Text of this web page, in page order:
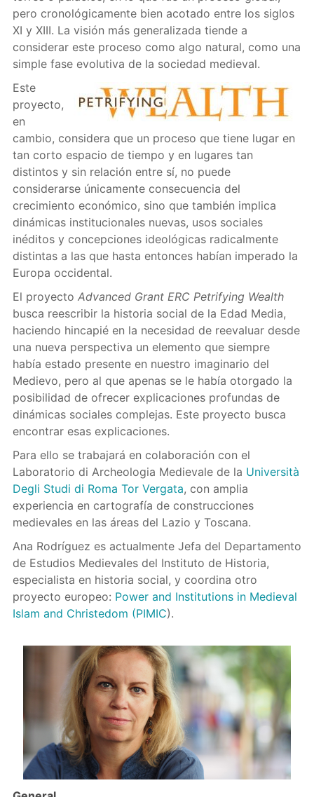
pero cronológicamente bien acotado entre los siglos
XI y XIII. La visión más generalizada tiende a
considerar este proceso como algo natural, como una
simple fase evolutiva de la sociedad medieval.
Este
proyecto,
en
cambio, considera que un proceso que tiene lugar en
tan corto espacio de tiempo y en lugares tan
distintos y sin relación entre sí, no puede
considerarse únicamente consecuencia del
crecimiento económico, sino que también implica
dinámicas institucionales nuevas, usos sociales
inéditos y concepciones ideológicas radicalmente
distintas a las que hasta entonces habían imperado la
Europa occidental.
El proyecto Advanced Grant ERC Petrifying Wealth
busca reescribir la historia social de la Edad Media,
haciendo hincapié en la necesidad de reevaluar desde
una nueva perspectiva un elemento que siempre
había estado presente en nuestro imaginario del
Medievo, pero al que apenas se le había otorgado la
posibilidad de ofrecer explicaciones profundas de
dinámicas sociales complejas. Este proyecto busca
encontrar esas explicaciones.
Para ello se trabajará en colaboración con el
Laboratorio di Archeologia Medievale de la Università
Degli Studi di Roma Tor Vergata, con amplia
experiencia en cartografía de construcciones
medievales en las áreas del Lazio y Toscana.
Ana Rodríguez es actualmente Jefa del Departamento
de Estudios Medievales del Instituto de Historia,
especialista en historia social, y coordina otro
proyecto europeo: Power and Institutions in Medieval
Islam and Christedom (PIMIC).